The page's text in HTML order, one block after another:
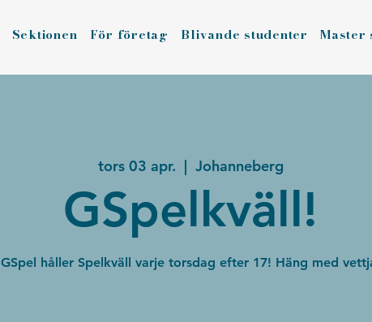
Sektionen För företag Blivande studenter Master
tors 03 apr.
  |
Johanneberg
GSpelkväll!
GSpel håller Spelkväll varje torsdag efter 17! Häng med